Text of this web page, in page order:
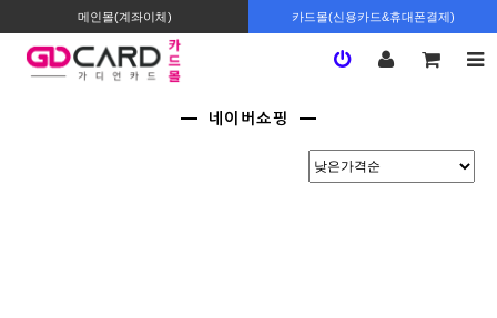
메인몰(계좌이체) 카드몰(신용카드&휴대폰결제)
네이버쇼핑